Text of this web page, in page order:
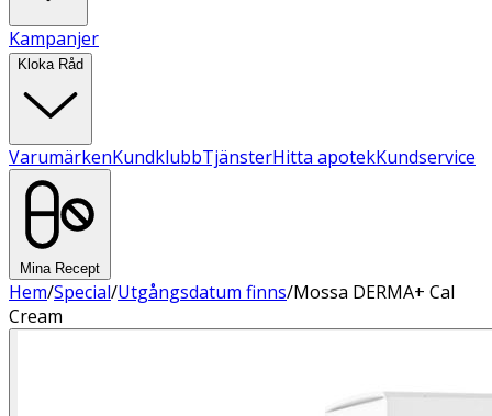
Kampanjer
Kloka Råd
VarumärkenKundklubbTjänsterHitta apotekKundservice
Mina Recept
Hem/Special/Utgångsdatum finns/Mossa DERMA+ Cal
Cream